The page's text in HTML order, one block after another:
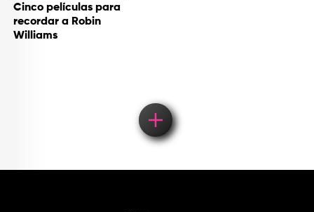
Cinco películas para
recordar a Robin
Williams